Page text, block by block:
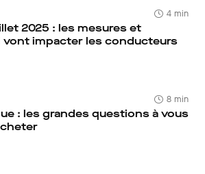
4 min
2025 : les mesures et
vont impacter les conducteurs
8 min
: les grandes questions à vous